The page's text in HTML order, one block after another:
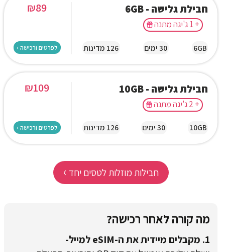
חבילת גלישה - 6GB
+ 1 ג'יגה מתנה
6GB 30 ימים 126 מדינות
₪89
לפרטים ורכישה ›
חבילת גלישה - 10GB
+ 2 ג'יגה מתנה
10GB 30 ימים 126 מדינות
₪109
לפרטים ורכישה ›
חבילות מוזלות לטסים יחד ›
מה קורה לאחר רכישה?
1. מקבלים מיידית את ה-eSIM למייל-